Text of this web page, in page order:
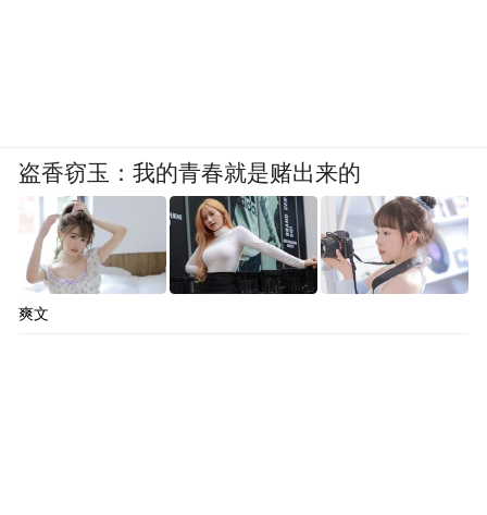
盗香窃玉：我的青春就是赌出来的
爽文